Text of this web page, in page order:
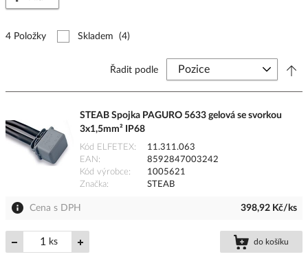
4 Položky Skladem (4)
Řadit podle
STEAB Spojka PAGURO 5633 gelová se svorkou
3x1,5mm² IP68
Kód ELFETEX
11.311.063
EAN
8592847003242
Kód výrobce
1005621
Značka
STEAB
Cena s DPH 398,92 Kč/ks
ks do košíku